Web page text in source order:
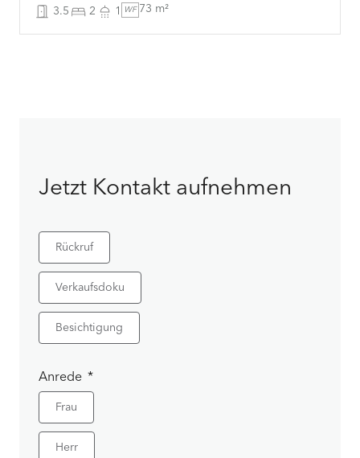
3.5 2 1 WF 73 m²
Jetzt Kontakt aufnehmen
Rückruf
Verkaufsdoku
Besichtigung
Anrede
Frau
Herr